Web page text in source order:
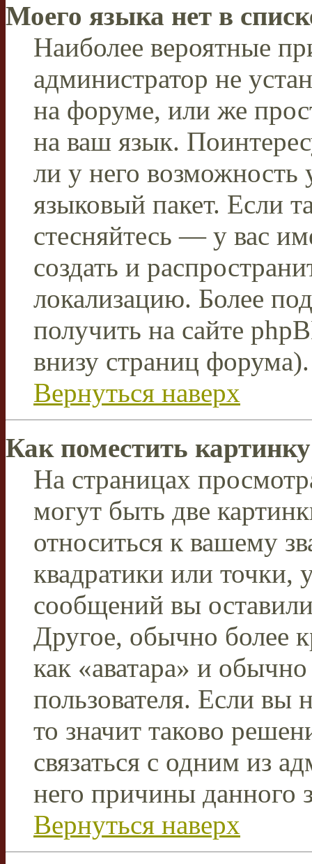
Моего языка нет в
Наиболее вероятные
администратор не
на форуме, или же
на ваш язык.
ли у него
языковый пакет. Если
стесняйтесь — у вас
создать и
локализацию. Более
получить на сайте
внизу страниц форума).
Вернуться наверх
Как поместить
На страницах
могут быть две
относиться к вашему
квадратики или точки,
сообщений вы
Другое, обычно более
как «аватара» и
пользователя. Если вы
то значит таково
связаться с одним из
него причины данного
Вернуться наверх